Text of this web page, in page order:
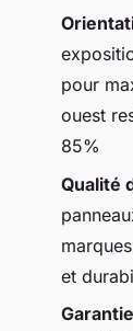
pour
ouest
85%
Qualité
et